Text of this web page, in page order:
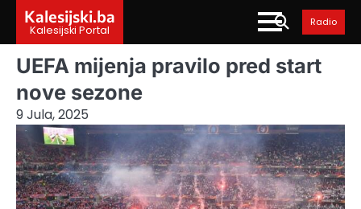
content
Kalesijski.ba
Kalesijski Portal
Radio
UEFA mijenja pravilo pred start
nove sezone
9 Jula, 2025